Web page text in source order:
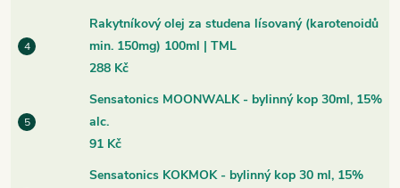
Rakytníkový olej za studena lísovaný (karotenoidů
min. 150mg) 100ml | TML
288 Kč
Sensatonics MOONWALK - bylinný kop 30ml, 15%
alc.
91 Kč
Sensatonics KOKMOK - bylinný kop 30 ml, 15%